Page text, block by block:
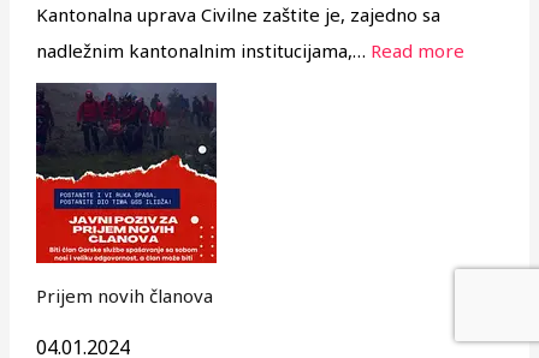
Kantonalna uprava Civilne zaštite je, zajedno sa
nadležnim kantonalnim institucijama,… Read more
Prijem novih članova
04.01.2024